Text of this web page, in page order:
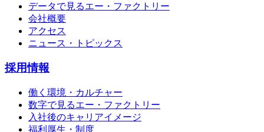
データで見るエー・ファクトリー
会社概要
アクセス
ニュース・トピックス
採用情報
働く環境・カルチャー
数字で見るエー・ファクトリー
入社後のキャリアイメージ
福利厚生・制度